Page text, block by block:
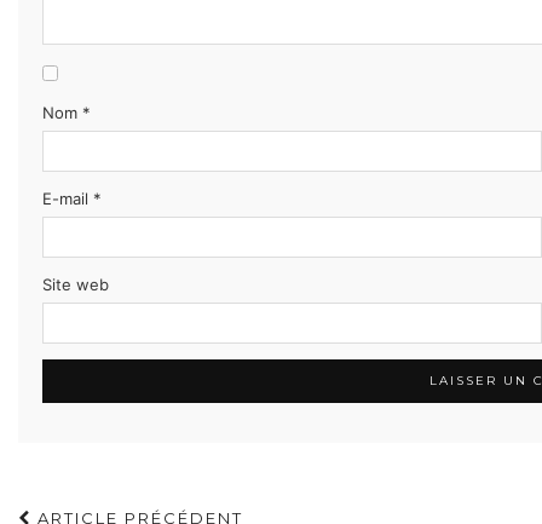
Nom *
E-mail *
Site web
ARTICLE PRÉCÉDENT